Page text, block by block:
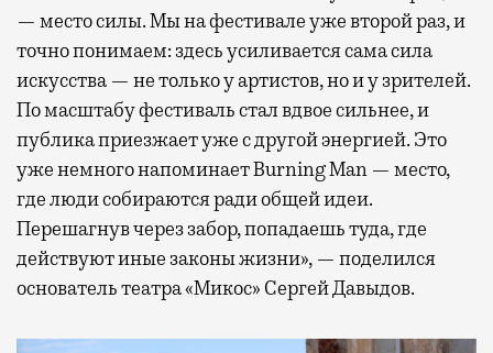
— место силы. Мы на фестивале уже второй раз, и
точно понимаем: здесь усиливается сама сила
искусства — не только у артистов, но и у зрителей.
По масштабу фестиваль стал вдвое сильнее, и
публика приезжает уже с другой энергией. Это
уже немного напоминает Burning Man — место,
где люди собираются ради общей идеи.
Перешагнув через забор, попадаешь туда, где
действуют иные законы жизни», — поделился
основатель театра «Микос» Сергей Давыдов.